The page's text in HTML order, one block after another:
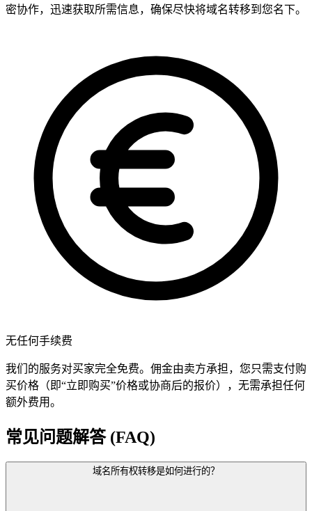
密协作，迅速获取所需信息，确保尽快将域名转移到您名下。
无任何手续费
我们的服务对买家完全免费。佣金由卖方承担，您只需支付购
买价格（即“立即购买”价格或协商后的报价），无需承担任何
额外费用。
常见问题解答 (FAQ)
域名所有权转移是如何进行的？